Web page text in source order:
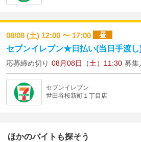
08/08 (土) 12:00 〜 17:00 昼
セブンイレブン★日払い(当日手渡
応募締め切り 08月08日（土）11:30 募集
セブンイレブン
世田谷桜新町１丁目店
ほかのバイトも探そう